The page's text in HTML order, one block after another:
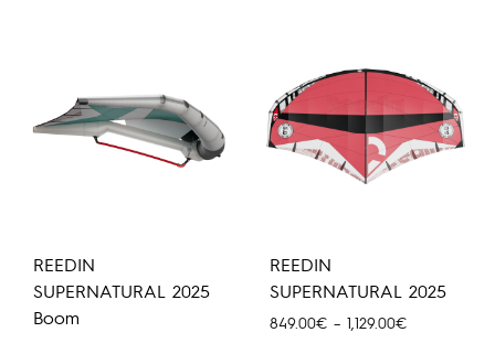
REEDIN
SUPERNATURAL 2025
Boom
REEDIN
SUPERNATURAL 2025
849.00€ – 1,129.00€